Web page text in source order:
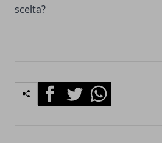
scelta?
FacebookTwitterWhatsapp